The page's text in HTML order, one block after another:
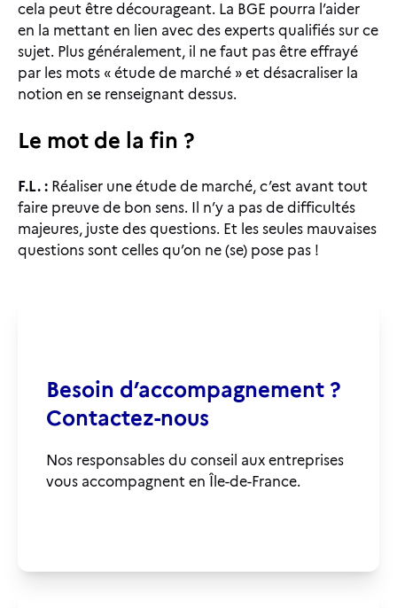
cela peut être décourageant. La BGE pourra l’aider
en la mettant en lien avec des experts qualifiés sur ce
sujet. Plus généralement, il ne faut pas être effrayé
par les mots « étude de marché » et désacraliser la
notion en se renseignant dessus.
Le mot de la fin ?
F.L. : Réaliser une étude de marché, c’est avant tout
faire preuve de bon sens. Il n’y a pas de difficultés
majeures, juste des questions. Et les seules mauvaises
questions sont celles qu’on ne (se) pose pas !
Besoin d’accompagnement ?
Contactez-nous
Nos responsables du conseil aux entreprises
vous accompagnent en Île-de-France.